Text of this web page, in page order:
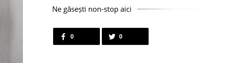
Ne găsești non-stop aici
0 0